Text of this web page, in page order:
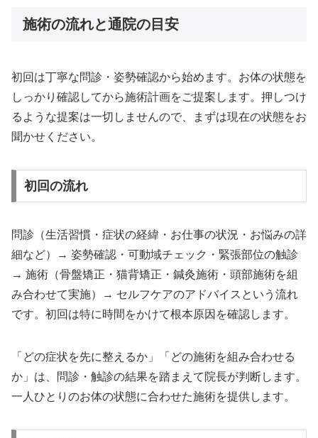
施術の流れと通院の目安
初回は丁寧な問診・姿勢確認から始めます。お体の状態を
しっかり確認してから施術計画をご提案します。押しつけ
るような提案は一切しませんので、まずは現在の状態をお
聞かせください。
初回の流れ
問診（生活習慣・症状の経緯・お仕事の状況・お悩みの詳
細など）→ 姿勢確認・可動域チェック・緊張部位の触診
→ 施術（骨盤矯正・猫背矯正・鍼灸施術・頭部施術を組
み合わせて実施）→ セルフケアのアドバイスという流れ
です。初回は特に時間をかけて根本原因を確認します。
「どの症状を先に整えるか」「どの施術を組み合わせる
か」は、問診・触診の結果を踏まえて院長が判断します。
一人ひとりのお体の状態に合わせた施術を提供します。